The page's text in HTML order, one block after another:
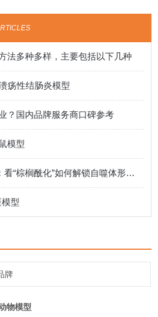
法多种多样，主要包括以下几种
疡性结肠炎模型
？国内品牌服务商口碑参考
模型
细胞“自噬”的新秘钥：看“棕榈酰化”如何解锁自噬体形成的奥秘
型
牌
物模型